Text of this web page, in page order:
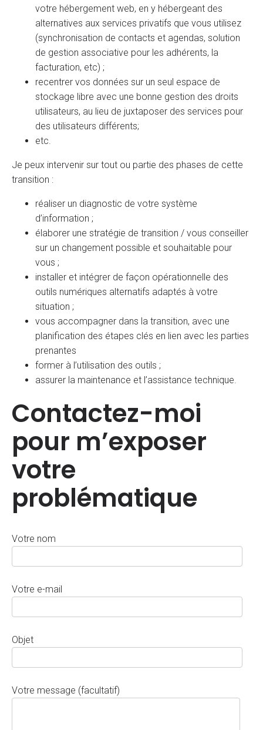
votre hébergement web, en y hébergeant des
alternatives aux services privatifs que vous utilisez
(synchronisation de contacts et agendas, solution
de gestion associative pour les adhérents, la
facturation, etc) ;
recentrer vos données sur un seul espace de
stockage libre avec une bonne gestion des droits
utilisateurs, au lieu de juxtaposer des services pour
des utilisateurs différents;
etc.
Je peux intervenir sur tout ou partie des phases de cette
transition :
réaliser un diagnostic de votre système
d’information ;
élaborer une stratégie de transition / vous conseiller
sur un changement possible et souhaitable pour
vous ;
installer et intégrer de façon opérationnelle des
outils numériques alternatifs adaptés à votre
situation ;
vous accompagner dans la transition, avec une
planification des étapes clés en lien avec les parties
prenantes
former à l’utilisation des outils ;
assurer la maintenance et l’assistance technique.
Contactez-moi
pour m’exposer
votre
problématique
Votre nom
Votre e-mail
Objet
Votre message (facultatif)